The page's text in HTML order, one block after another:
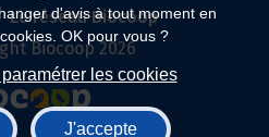
d'avis à tout moment en
OK pour vous ?
les cookies
J'accepte
Le réseau Biocoop
Biocoop 2026